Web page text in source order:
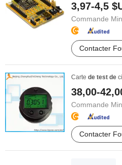
3,97-4,5
Commande
Contacter
Carte de test de
38,00-
Commande
Contacter